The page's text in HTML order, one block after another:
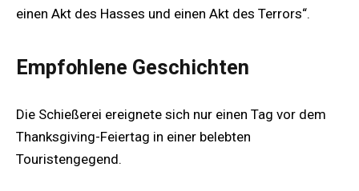
einen Akt des Hasses und einen Akt des Terrors“.
Empfohlene Geschichten
Die Schießerei ereignete sich nur einen Tag vor dem
Thanksgiving-Feiertag in einer belebten
Touristengegend.